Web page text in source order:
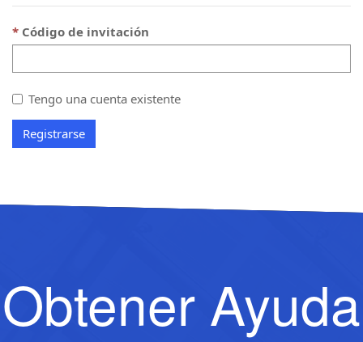
Código de invitación
Tengo una cuenta existente
Registrarse
Obtener Ayuda